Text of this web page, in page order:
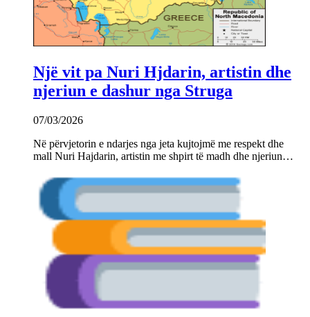
Një vit pa Nuri Hjdarin, artistin dhe
njeriun e dashur nga Struga
07/03/2026
Në përvjetorin e ndarjes nga jeta kujtojmë me respekt dhe
mall Nuri Hajdarin, artistin me shpirt të madh dhe njeriun…